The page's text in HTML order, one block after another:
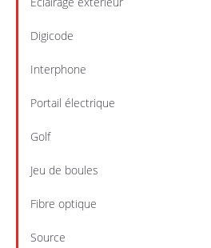
Digicode
Interphone
Portail électrique
Golf
Jeu de boules
Fibre optique
Source